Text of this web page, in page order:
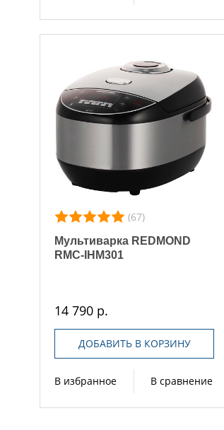
(67)
Мультиварка REDMOND
RMC-IHM301
14 790 р.
ДОБАВИТЬ В КОРЗИНУ
В избранное В сравнение